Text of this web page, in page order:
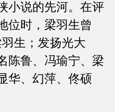
小说的先河。在评
位时，梁羽生曾
生；发扬光大
陈鲁、冯瑜宁、梁
华、幻萍、佟硕